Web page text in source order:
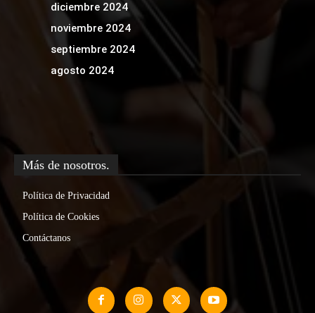
diciembre 2024
noviembre 2024
septiembre 2024
agosto 2024
Más de nosotros.
Política de Privacidad
Política de Cookies
Contáctanos